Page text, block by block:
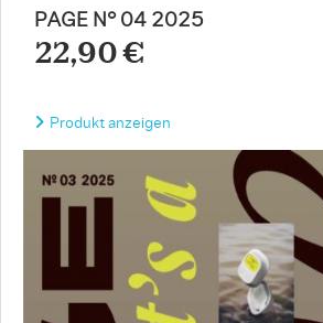
PAGE N° 04 2025
22,90 €
Produkt anzeigen